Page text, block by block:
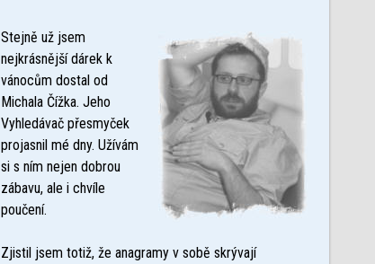
Stejně už jsem
nejkrásnější dárek k
vánocům dostal od
Michala Čížka. Jeho
Vyhledávač přesmyček
projasnil mé dny. Užívám
si s ním nejen dobrou
zábavu, ale i chvíle
poučení.
Zjistil jsem totiž, že anagramy v sobě skrývají